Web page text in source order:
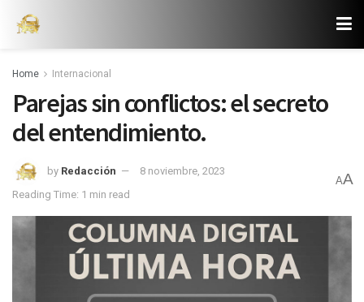
Home Internacional
Parejas sin conflictos: el secreto
del entendimiento.
by Redacción
8 noviembre, 2023
Reading Time: 1 min read
AA